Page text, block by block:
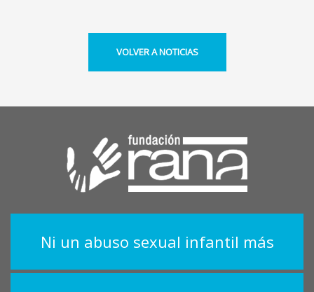
VOLVER A NOTICIAS
Ni un abuso sexual infantil más